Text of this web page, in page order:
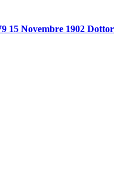
15 Novembre 1902 Dottor